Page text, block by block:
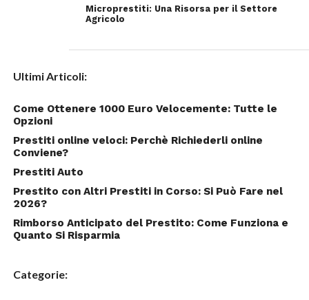
Microprestiti: Una Risorsa per il Settore
Agricolo
Ultimi Articoli:
Come Ottenere 1000 Euro Velocemente: Tutte le
Opzioni
Prestiti online veloci: Perchè Richiederli online
Conviene?
Prestiti Auto
Prestito con Altri Prestiti in Corso: Si Può Fare nel
2026?
Rimborso Anticipato del Prestito: Come Funziona e
Quanto Si Risparmia
Categorie: